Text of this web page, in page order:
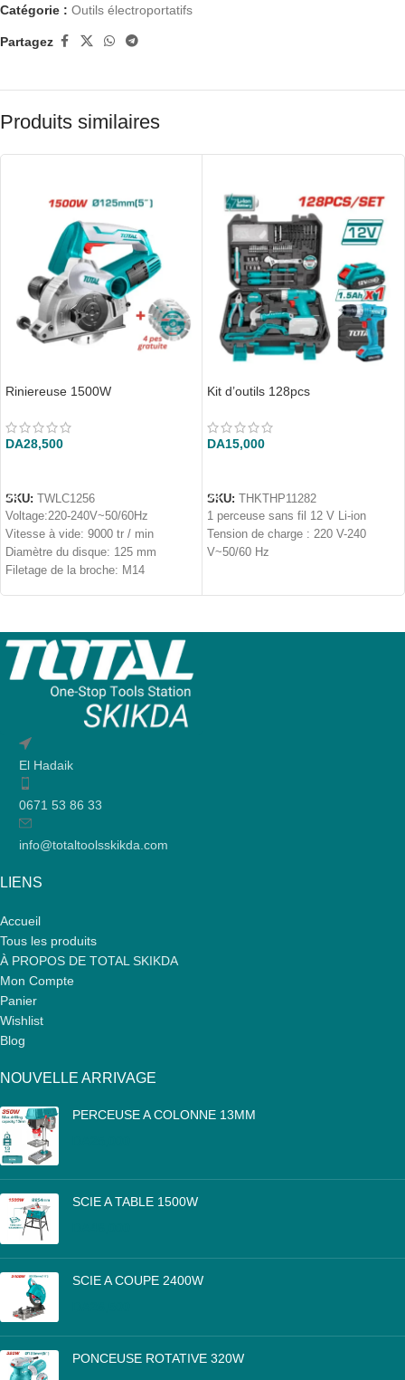
Catégorie : Outils électroportatifs
Partagez
Produits similaires
Riniereuse 1500W
DA28,500
SKU:
TWLC1256
Voltage:220-240V~50/60Hz
Vitesse à vide: 9000 tr / min
Diamètre du disque: 125 mm
Filetage de la broche: M14
Kit d’outils 128pcs
DA15,000
SKU:
THKTHP11282
1 perceuse sans fil 12 V Li-ion
Tension de charge : 220 V-240
V~50/60 Hz
El Hadaik
0671 53 86 33
info@totaltoolsskikda.com
LIENS
Accueil
Tous les produits
À PROPOS DE TOTAL SKIKDA
Mon Compte
Panier
Wishlist
Blog
NOUVELLE ARRIVAGE
PERCEUSE A COLONNE 13MM
SCIE A TABLE 1500W
SCIE A COUPE 2400W
PONCEUSE ROTATIVE 320W